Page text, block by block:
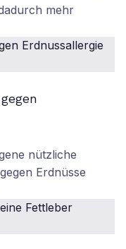
mehr
nützliche
Erdnüsse